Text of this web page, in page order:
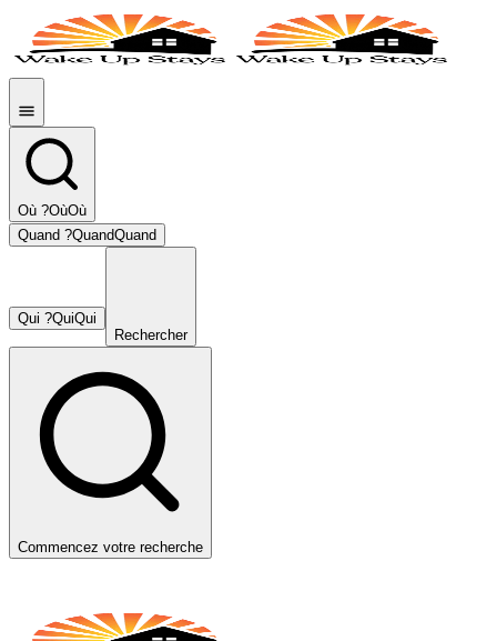
Où ?OùOù
Quand ?QuandQuand
Qui ?QuiQui
Rechercher
Commencez votre recherche